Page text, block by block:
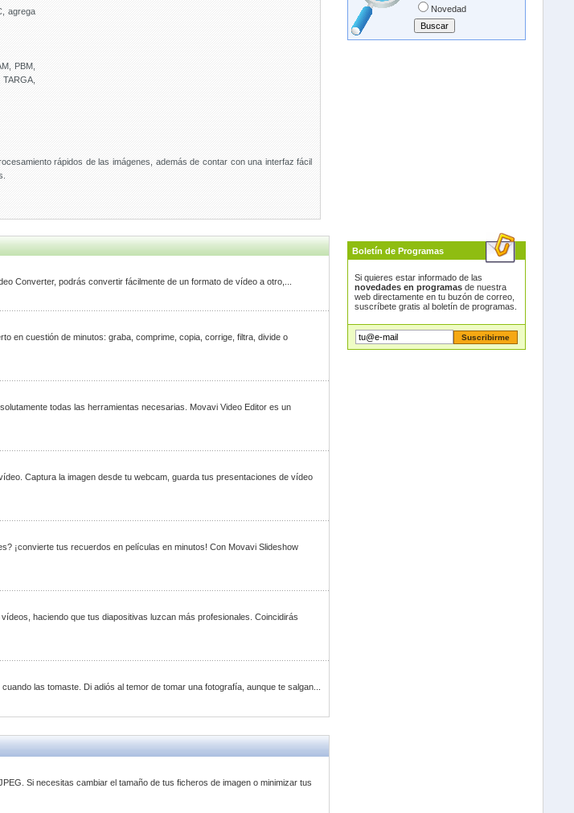
agrega
PBM,
rápidos de las imágenes, además de contar con una interfaz fácil
Converter, podrás convertir fácilmente de un formato de vídeo a otro,...
en cuestión de minutos: graba, comprime, copia, corrige, filtra, divide o
todas las herramientas necesarias. Movavi Video Editor es un
Captura la imagen desde tu webcam, guarda tus presentaciones de vídeo
¡convierte tus recuerdos en películas en minutos! Con Movavi Slideshow
haciendo que tus diapositivas luzcan más profesionales. Coincidirás
las tomaste. Di adiós al temor de tomar una fotografía, aunque te salgan...
Si necesitas cambiar el tamaño de tus ficheros de imagen o minimizar tus
Novedad
Boletín de Programas
Si quieres estar informado de las
novedades en programasde nuestra
web directamente en tu buzón de correo,
suscríbete gratis al boletín de programas.